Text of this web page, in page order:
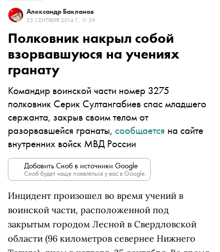
Александр Бакланов
25 СЕНТЯБРЯ 2014 Г., 11:39
Полковник накрыл собой
взорвавшуюся на учениях
гранату
Командир воинской части номер 3275
полковник Серик Султангабиев спас младшего
сержанта, закрыв своим телом от
разорвавшейся гранаты, сообщается на сайте
внутренних войск МВД России
Добавить Сноб в источники Google
Сноб будет чаще появляться у вас в Google.
Инцидент произошел во время учений в
воинской части, расположенной под
закрытым городом Лесной в Свердловской
области (96 километров севернее Нижнего